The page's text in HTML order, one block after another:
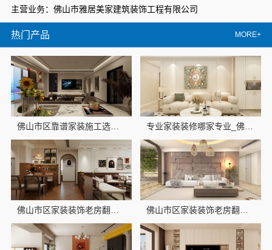
主营业务：佛山市雅居美家建筑装饰工程有限公司
热门产品 MORE+
佛山市区靠谱家装施工选佛山市雅居美家建筑装饰工程有限公司